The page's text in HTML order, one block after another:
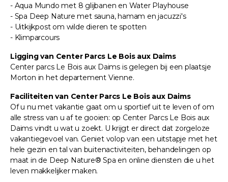
- Aqua Mundo met 8 glijbanen en Water Playhouse
- Spa Deep Nature met sauna, hamam en jacuzzi's
- Uitkijkpost om wilde dieren te spotten
- Klimparcours
Ligging van Center Parcs Le Bois aux Daims
Center parcs Le Bois aux Daims is gelegen bij een plaatsje
Morton in het departement Vienne.
Faciliteiten van Center Parcs Le Bois aux Daims
Of u nu met vakantie gaat om u sportief uit te leven of om
alle stress van u af te gooien: op Center Parcs Le Bois aux
Daims vindt u wat u zoekt. U krijgt er direct dat zorgeloze
vakantiegevoel van. Geniet volop van een uitstapje met het
hele gezin en tal van buitenactiviteiten, behandelingen op
maat in de Deep Nature® Spa en online diensten die u het
leven makkelijker maken.